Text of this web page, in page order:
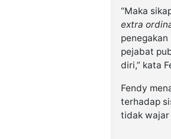
“Maka
extra
pejabat
diri,” kata
Fendy
terhadap
tidak wajar